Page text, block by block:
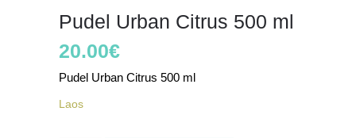
Pudel Urban Citrus 500 ml
20.00€
Pudel Urban Citrus 500 ml
Laos